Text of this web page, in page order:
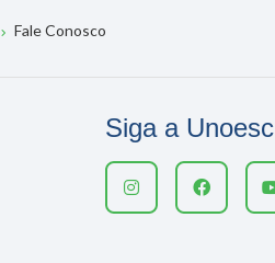
Fale Conosco
Siga a Unoesc